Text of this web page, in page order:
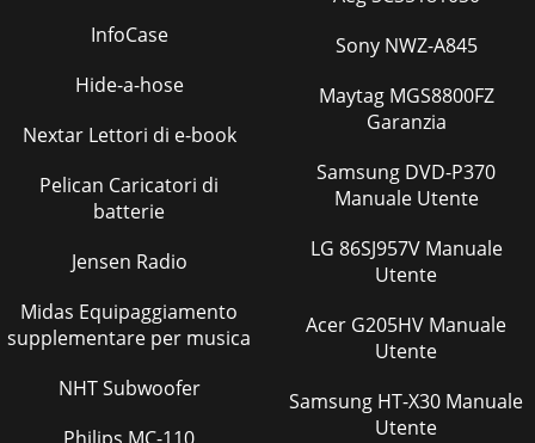
InfoCase
Hide-a-hose
Nextar Lettori di e-book
Pelican Caricatori di
batterie
Jensen Radio
Midas Equipaggiamento
supplementare per musica
NHT Subwoofer
Philips MC-110
Sony NWZ-A845
Maytag MGS8800FZ
Garanzia
Samsung DVD-P370
Manuale Utente
LG 86SJ957V Manuale
Utente
Acer G205HV Manuale
Utente
Samsung HT-X30 Manuale
Utente